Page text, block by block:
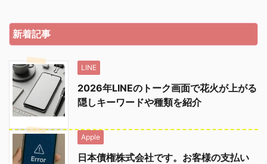
新着記事
LINE
2026年LINEのトーク画面で花火が上がる
隠しキーワードや種類を紹介
Apple
日本債権株式会社です。お客様の支払い